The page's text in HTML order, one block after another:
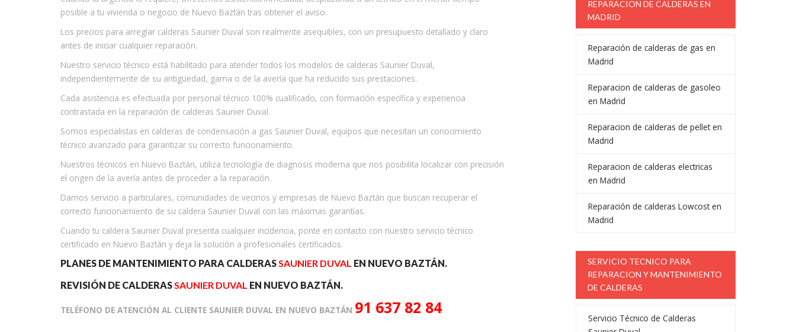
posible a tu vivienda o negocio de Nuevo Baztán tras obtener el aviso.
Los precios para arreglar calderas Saunier Duval son realmente asequibles, con un presupuesto detallado y claro
antes de iniciar cualquier reparación.
Nuestro servicio técnico está habilitado para atender todos los modelos de calderas Saunier Duval,
independientemente de su antigüedad, gama o de la avería que ha reducido sus prestaciones.
Cada asistencia es efectuada por personal técnico 100% cualificado, con formación específica y experiencia
contrastada en la reparación de calderas Saunier Duval.
Somos especialistas en calderas de condensación a gas Saunier Duval, equipos que necesitan un conocimiento
técnico avanzado para garantizar su correcto funcionamiento.
Nuestros técnicos en Nuevo Baztán, utiliza tecnología de diagnosis moderna que nos posibilita localizar con precisión
el origen de la avería antes de proceder a la reparación.
Damos servicio a particulares, comunidades de vecinos y empresas de Nuevo Baztán que buscan recuperar el
correcto funcionamiento de su caldera Saunier Duval con las máximas garantías.
Cuando tu caldera Saunier Duval presenta cualquier incidencia, ponte en contacto con nuestro servicio técnico
certificado en Nuevo Baztán y deja la solución a profesionales certificados.
PLANES DE MANTENIMIENTO PARA CALDERASSAUNIER DUVAL EN NUEVO BAZTÁN.
REVISIÓN DE CALDERASSAUNIER DUVAL EN NUEVO BAZTÁN.
TELÉFONO DE ATENCIÓN AL CLIENTE SAUNIER DUVAL EN NUEVO BAZTÁN 91 637 82 84.
REPARACION DE CALDERAS EN
MADRID
Reparación de calderas de gas en
Madrid
Reparacion de calderas de gasoleo
en Madrid
Reparacion de calderas de pellet en
Madrid
Reparacion de calderas electricas
en Madrid
Reparación de calderas Lowcost en
Madrid
SERVICIO TECNICO PARA
REPARACION Y MANTENIMIENTO
DE CALDERAS
Servicio Técnico de Calderas